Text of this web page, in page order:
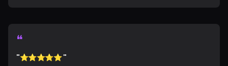
❝
"⭐️⭐️⭐️⭐️⭐️ "